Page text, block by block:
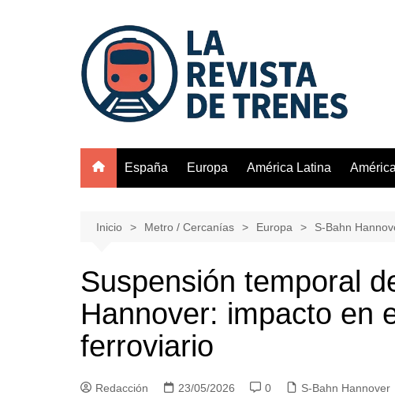
España Europa América Latina
Inicio Metro / Cercanías Europa S-Bahn
Suspensión temporal
Hannover: impacto en
ferroviario
Redacción 23/05/2026 0 S-Bahn Hannover